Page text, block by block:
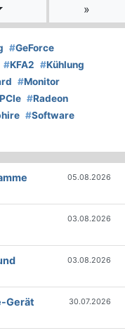
»
#GeForce
#KFA2 #Kühlung
#Monitor
PCIe #Radeon
#Software
05.08.2026
03.08.2026
03.08.2026
Gerät
30.07.2026